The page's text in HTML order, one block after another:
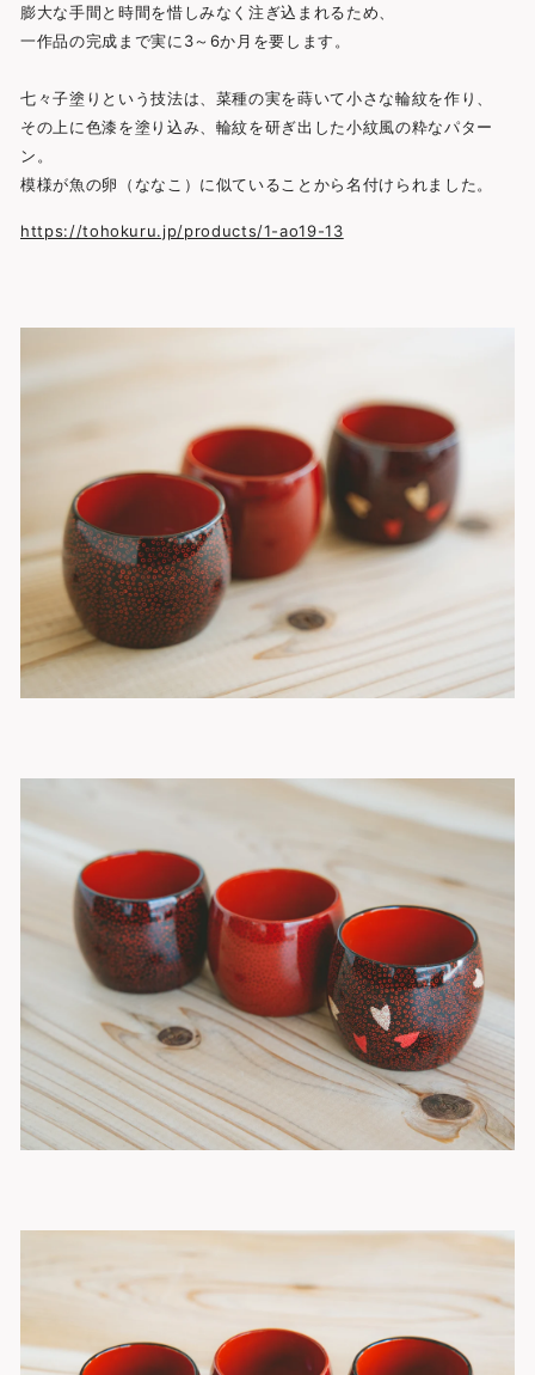
膨大な手間と時間を惜しみなく注ぎ込まれるため、
一作品の完成まで実に3～6か月を要します。
七々子塗りという技法は、菜種の実を蒔いて小さな輪紋を作り、
その上に色漆を塗り込み、輪紋を研ぎ出した小紋風の粋なパター
ン。
模様が魚の卵（ななこ）に似ていることから名付けられました。
https://tohokuru.jp/products/1-ao19-13